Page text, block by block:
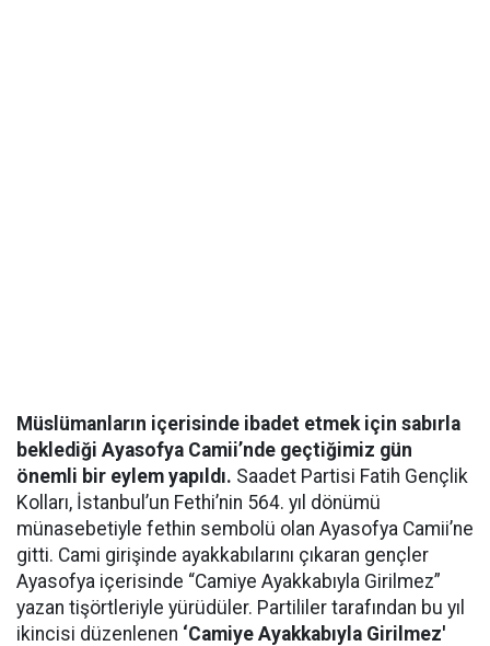
Müslümanların içerisinde ibadet etmek için sabırla
beklediği Ayasofya Camii’nde geçtiğimiz gün
önemli bir eylem yapıldı. Saadet Partisi Fatih Gençlik
Kolları, İstanbul’un Fethi’nin 564. yıl dönümü
münasebetiyle fethin sembolü olan Ayasofya Camii’ne
gitti. Cami girişinde ayakkabılarını çıkaran gençler
Ayasofya içerisinde “Camiye Ayakkabıyla Girilmez”
yazan tişörtleriyle yürüdüler. Partililer tarafından bu yıl
ikincisi düzenlenen ‘Camiye Ayakkabıyla Girilmez'